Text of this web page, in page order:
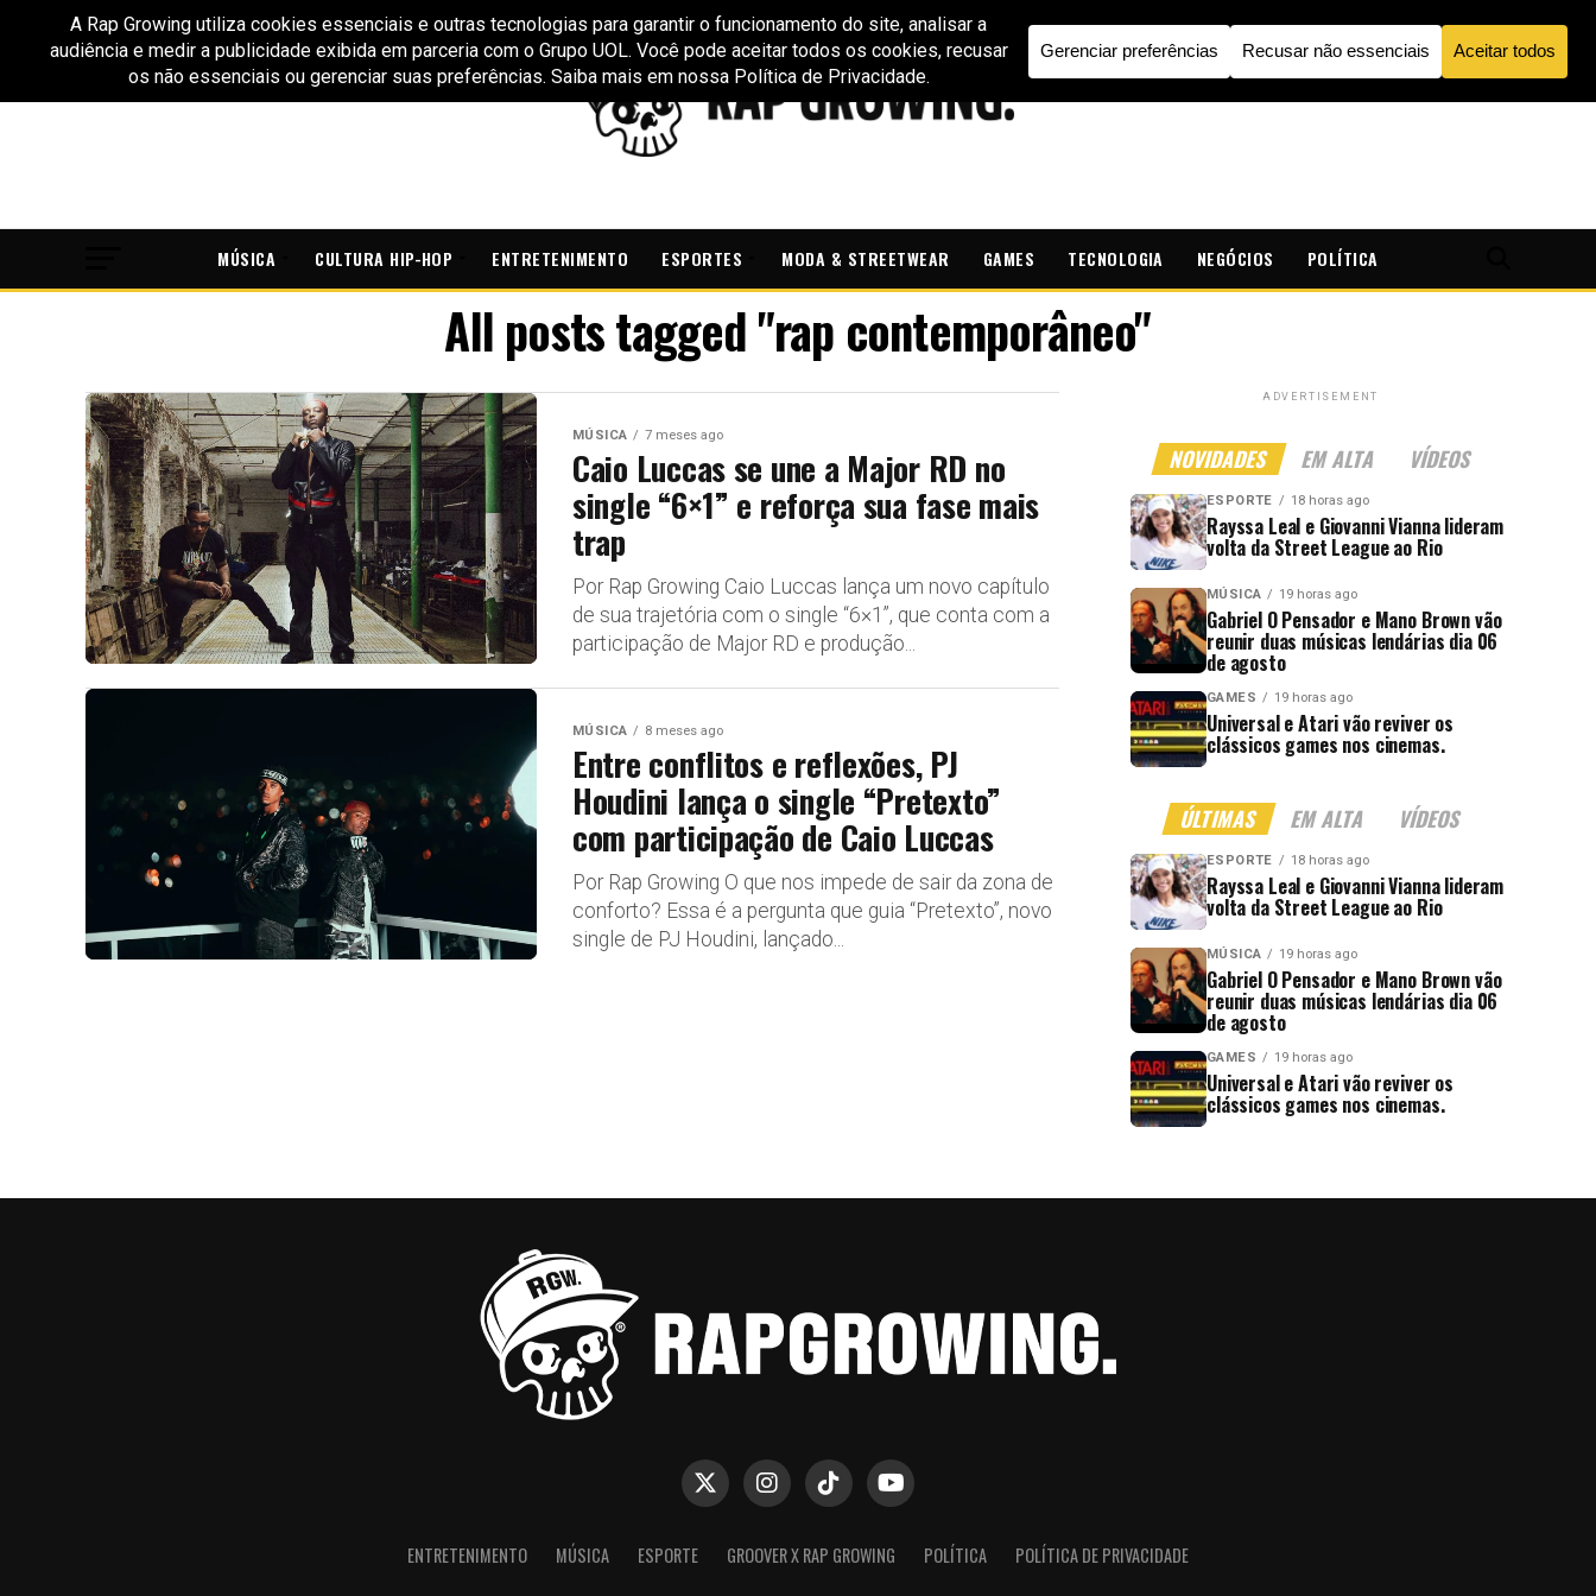
MÚSICA CULTURA HIP-HOP ENTRETENIMENTO ESPORTES MODA & STREETWEAR GAMES TECNOLOGIA NEGÓCIOS POLÍTICA
All posts tagged "rap contemporâneo"
MÚSICA 7 meses ago
Caio Luccas se une a Major RD no
single “6×1” e reforça sua fase mais
trap
Por Rap Growing Caio Luccas lança um novo capítulo
de sua trajetória com o single “6×1”, que conta com a
participação de Major RD e produção...
MÚSICA 8 meses ago
Entre conflitos e reflexões, PJ
Houdini lança o single “Pretexto”
com participação de Caio Luccas
Por Rap Growing O que nos impede de sair da zona de
conforto? Essa é a pergunta que guia “Pretexto”, novo
single de PJ Houdini, lançado...
ADVERTISEMENT
NOVIDADES EM ALTA VÍDEOS
ESPORTE 18 horas ago
Rayssa Leal e Giovanni Vianna lideram
volta da Street League ao Rio
MÚSICA 19 horas ago
Gabriel O Pensador e Mano Brown vão
reunir duas músicas lendárias dia 06
de agosto
GAMES 19 horas ago
Universal e Atari vão reviver os
clássicos games nos cinemas.
ÚLTIMAS EM ALTA VÍDEOS
ESPORTE 18 horas ago
Rayssa Leal e Giovanni Vianna lideram
volta da Street League ao Rio
MÚSICA 19 horas ago
Gabriel O Pensador e Mano Brown vão
reunir duas músicas lendárias dia 06
de agosto
GAMES 19 horas ago
Universal e Atari vão reviver os
clássicos games nos cinemas.
ENTRETENIMENTO MÚSICA ESPORTE GROOVER X RAP GROWING POLÍTICA POLÍTICA DE PRIVACIDADE